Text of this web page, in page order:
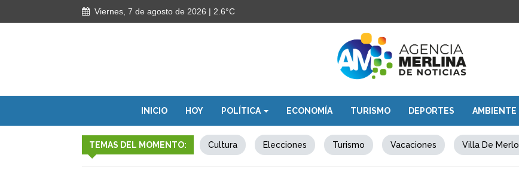
Viernes, 7 de agosto de 2026 | 2.6°C
INICIO HOY POLÍTICA ECONOMÍA TURISMO DEPORTES AMBIENTE
TEMAS DEL MOMENTO: Cultura Elecciones Turismo Vacaciones Villa De Merlo